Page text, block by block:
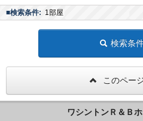
■検索条件: 1部屋
検索条
このペー
ワシントンＲ＆Ｂ